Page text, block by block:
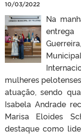
10/03/2022
Na
entrega
mulheres
atuação, sendo
Isabela Andrade
Marisa Eloides
destaque como